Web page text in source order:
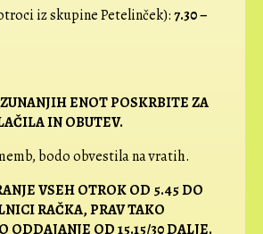
iz skupine Petelinček):7.30 –
ENOT POSKRBITE ZA
IN OBUTEV.
bodo obvestila na vratih.
VSEH OTROK OD 5.45 DO
RAČKA, PRAV TAKO
ODDAJANJE OD 15.15/30 DALJE.